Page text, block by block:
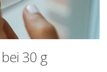
30 g